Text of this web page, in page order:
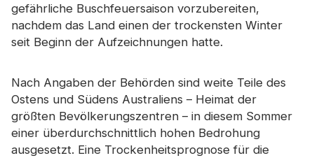
Im Dunkeln leuchtendes Material
Industrieller Waschbesatz
Über CHINASTARS
Neues Produkt
Zertifikat
gefährliche Buschfeuersaison vorzubereiten,
nachdem das Land einen der trockensten Winter
seit Beginn der Aufzeichnungen hatte.
Nach Angaben der Behörden sind weite Teile des
Ostens und Südens Australiens – Heimat der
größten Bevölkerungszentren – in diesem Sommer
einer überdurchschnittlich hohen Bedrohung
ausgesetzt. Eine Trockenheitsprognose für die